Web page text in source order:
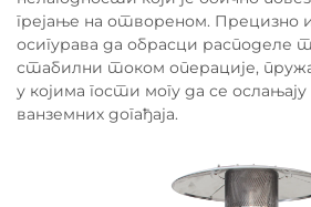
грејање на отвореном.
осигурава да обрасци
стабилни током операције,
у којима гости могу да се
ванземних догађаја.